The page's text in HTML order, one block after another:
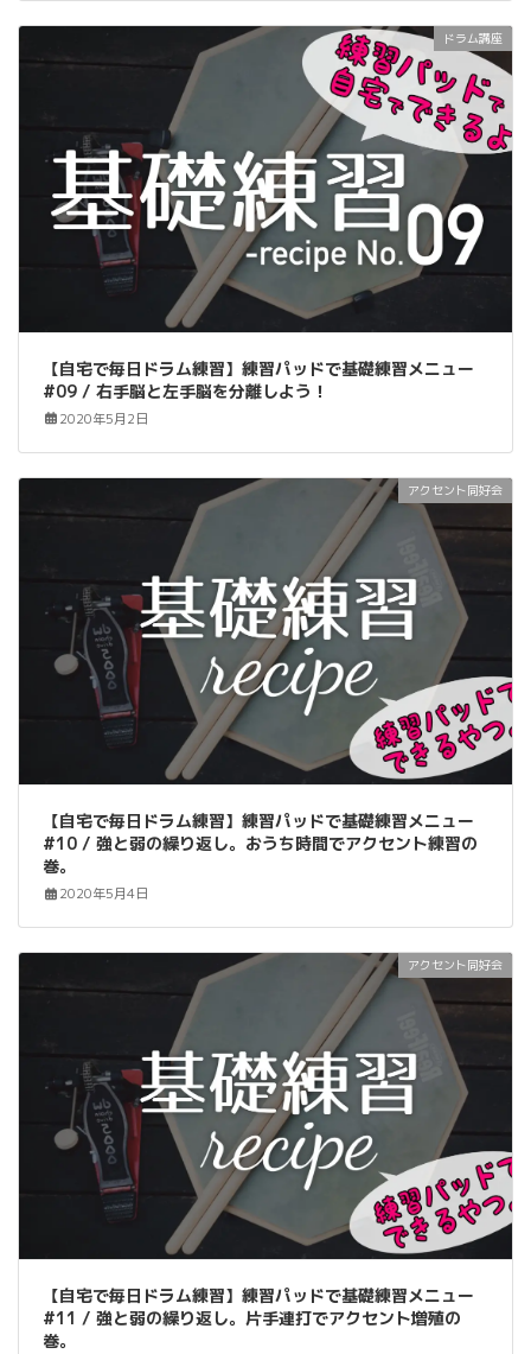
ドラム講座
【自宅で毎日ドラム練習】練習パッドで基礎練習メニュー
#09 / 右手脳と左手脳を分離しよう！
2020年5月2日
アクセント同好会
【自宅で毎日ドラム練習】練習パッドで基礎練習メニュー
#10 / 強と弱の繰り返し。おうち時間でアクセント練習の
巻。
2020年5月4日
アクセント同好会
【自宅で毎日ドラム練習】練習パッドで基礎練習メニュー
#11 / 強と弱の繰り返し。片手連打でアクセント増殖の
巻。